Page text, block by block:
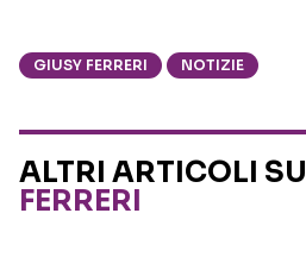
GIUSY FERRERI NOTIZIE
ALTRI ARTICOLI SU
FERRERI